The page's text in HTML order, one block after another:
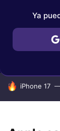
IPHONE
HOY SE
iPhone 17
Ya